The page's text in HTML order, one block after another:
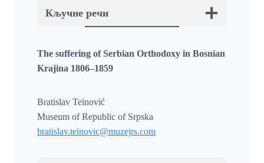
Кључне речи
The suffering of Serbian Orthodoxy in Bosnian
Krajina 1806–1859
Bratislav Teinović
Museum of Republic of Srpska
bratislav.teinovic@muzejrs.com